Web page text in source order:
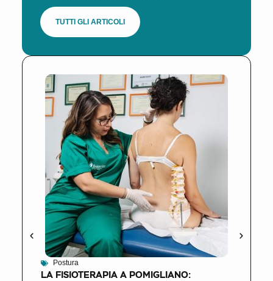
TUTTI GLI ARTICOLI
Postura
LA FISIOTERAPIA A POMIGLIANO: